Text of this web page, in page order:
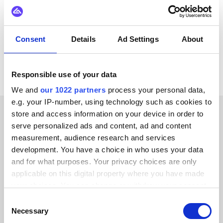
Consent Details Ad Settings About
Responsible use of your data
We and our 1022 partners process your personal data,
e.g. your IP-number, using technology such as cookies to
store and access information on your device in order to
serve personalized ads and content, ad and content
measurement, audience research and services
development. You have a choice in who uses your data
and for what purposes. Your privacy choices are only
applicable on this digital property where you have made
the Privacy trigger icon.
Selection
Necessary
Alle Mollie Integrationen ansehen
ERFOLGSGESCHICHTEN UNSERER KUNDEN
Lesen Sie, was unsere
zufriedenen Kunden zu
sagen haben